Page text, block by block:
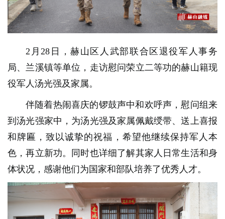
2月28日，赫山区人武部联合区退役军人事务
局、兰溪镇等单位，走访慰问荣立二等功的赫山籍现
役军人汤光强及家属。
伴随着热闹喜庆的锣鼓声中和欢呼声，慰问组来
到汤光强家中，为汤光强及家属佩戴绶带、送上喜报
和牌匾，致以诚挚的祝福，希望他继续保持军人本
色，再立新功。同时也详细了解其家人日常生活和身
体状况，感谢他们为国家和部队培养了优秀人才。